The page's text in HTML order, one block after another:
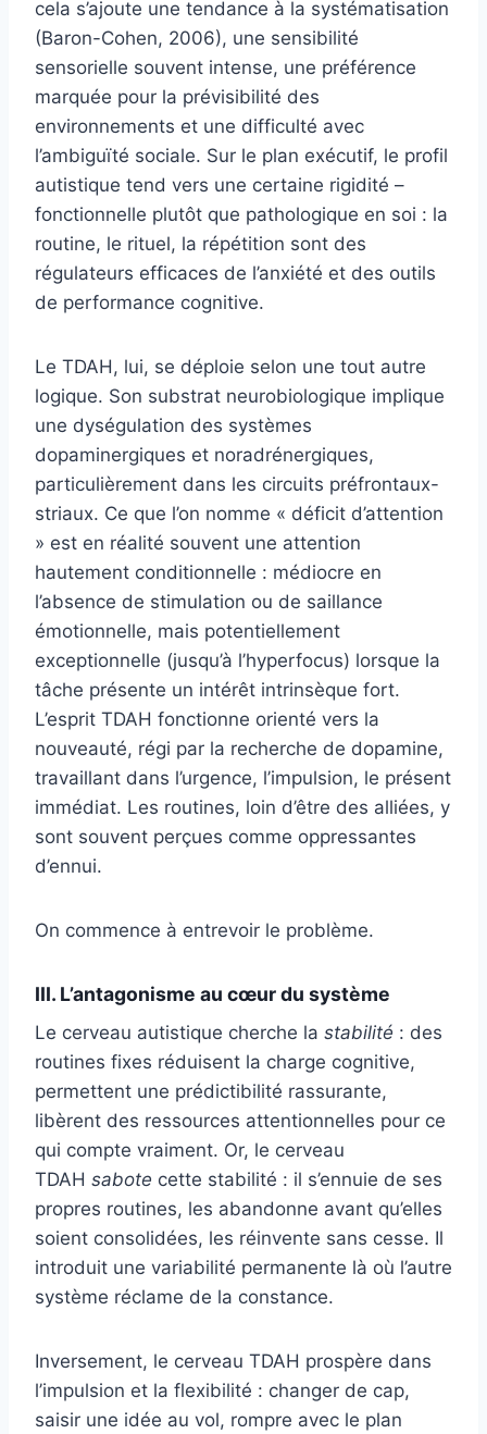
cela s’ajoute une tendance à la systématisation
(Baron-Cohen, 2006), une sensibilité
sensorielle souvent intense, une préférence
marquée pour la prévisibilité des
environnements et une difficulté avec
l’ambiguïté sociale. Sur le plan exécutif, le profil
autistique tend vers une certaine rigidité –
fonctionnelle plutôt que pathologique en soi : la
routine, le rituel, la répétition sont des
régulateurs efficaces de l’anxiété et des outils
de performance cognitive.
Le TDAH, lui, se déploie selon une tout autre
logique. Son substrat neurobiologique implique
une dységulation des systèmes
dopaminergiques et noradrénergiques,
particulièrement dans les circuits préfrontaux-
striaux. Ce que l’on nomme « déficit d’attention
» est en réalité souvent une attention
hautement conditionnelle : médiocre en
l’absence de stimulation ou de saillance
émotionnelle, mais potentiellement
exceptionnelle (jusqu’à l’hyperfocus) lorsque la
tâche présente un intérêt intrinsèque fort.
L’esprit TDAH fonctionne orienté vers la
nouveauté, régi par la recherche de dopamine,
travaillant dans l’urgence, l’impulsion, le présent
immédiat. Les routines, loin d’être des alliées, y
sont souvent perçues comme oppressantes
d’ennui.
On commence à entrevoir le problème.
III. L’antagonisme au cœur du système
Le cerveau autistique cherche la stabilité : des
routines fixes réduisent la charge cognitive,
permettent une prédictibilité rassurante,
libèrent des ressources attentionnelles pour ce
qui compte vraiment. Or, le cerveau
TDAH sabote cette stabilité : il s’ennuie de ses
propres routines, les abandonne avant qu’elles
soient consolidées, les réinvente sans cesse. Il
introduit une variabilité permanente là où l’autre
système réclame de la constance.
Inversement, le cerveau TDAH prospère dans
l’impulsion et la flexibilité : changer de cap,
saisir une idée au vol, rompre avec le plan